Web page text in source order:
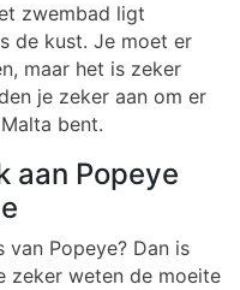
zwembad ligt
de kust. Je moet er
maar het is zeker
je zeker aan om er
bent.
aan Popeye
van Popeye? Dan is
zeker weten de moeite